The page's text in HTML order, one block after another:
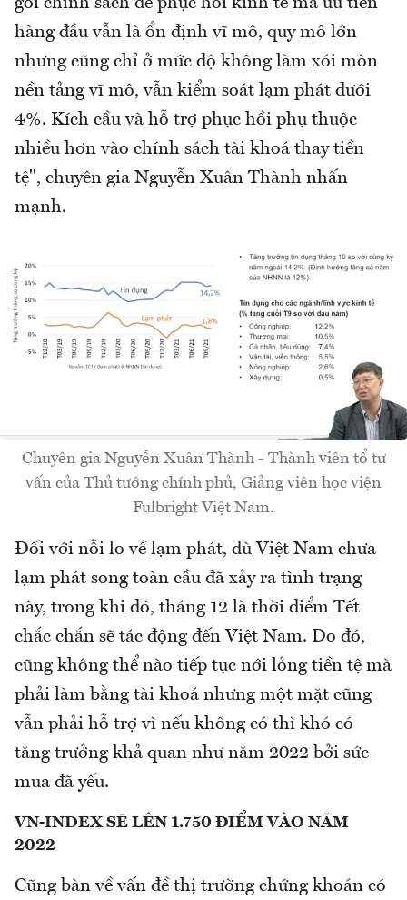
gói chính sách để phục hồi kinh tế mà ưu tiên
hàng đầu vẫn là ổn định vĩ mô, quy mô lớn
nhưng cũng chỉ ở mức độ không làm xói mòn
nền tảng vĩ mô, vẫn kiểm soát lạm phát dưới
4%. Kích cầu và hỗ trợ phục hồi phụ thuộc
nhiều hơn vào chính sách tài khoá thay tiền
tệ", chuyên gia Nguyễn Xuân Thành nhấn
mạnh.
Chuyên gia Nguyễn Xuân Thành - Thành viên tổ tư
vấn của Thủ tướng chính phủ, Giảng viên học viện
Fulbright Việt Nam.
Đối với nỗi lo về lạm phát, dù Việt Nam chưa
lạm phát song toàn cầu đã xảy ra tình trạng
này, trong khi đó, tháng 12 là thời điểm Tết
chắc chắn sẽ tác động đến Việt Nam. Do đó,
cũng không thể nào tiếp tục nới lỏng tiền tệ mà
phải làm bằng tài khoá nhưng một mặt cũng
vẫn phải hỗ trợ vì nếu không có thì khó có
tăng trưởng khả quan như năm 2022 bởi sức
mua đã yếu.
VN-INDEX SẼ LÊN 1.750 ĐIỂM VÀO NĂM
2022
Cũng bàn về vấn đề thị trường chứng khoán có